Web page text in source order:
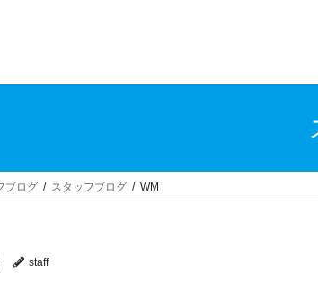
ブログ スタッフブログ WM
staff